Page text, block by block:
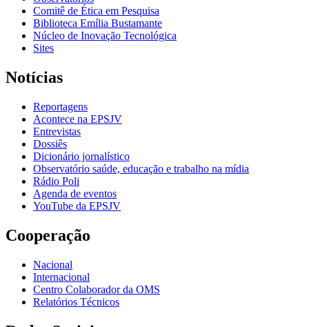
Comitê de Ética em Pesquisa
Biblioteca Emília Bustamante
Núcleo de Inovação Tecnológica
Sites
Notícias
Reportagens
Acontece na EPSJV
Entrevistas
Dossiês
Dicionário jornalístico
Observatório saúde, educação e trabalho na mídia
Rádio Poli
Agenda de eventos
YouTube da EPSJV
Cooperação
Nacional
Internacional
Centro Colaborador da OMS
Relatórios Técnicos